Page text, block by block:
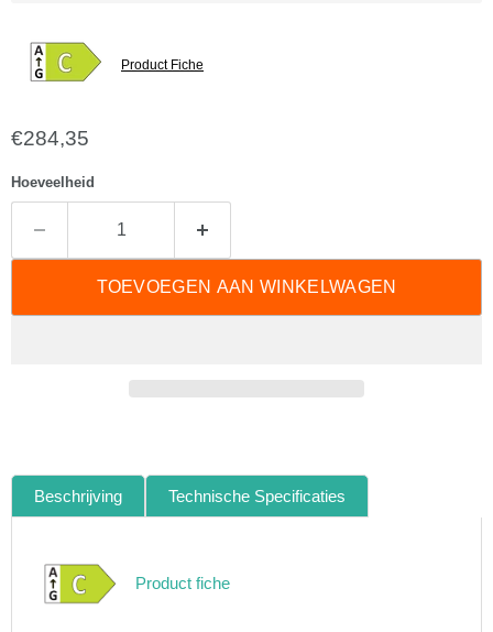
Product Fiche
Huidige prijs
€284,35
Hoeveelheid
TOEVOEGEN AAN WINKELWAGEN
Beschrijving Technische Specificaties
Product fiche